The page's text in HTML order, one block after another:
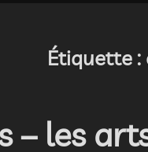
Étiquette :
– les